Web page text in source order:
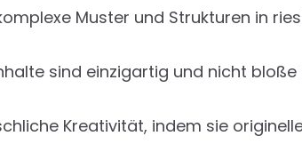
Muster und Strukturen in
sind einzigartig und nicht bloße
Kreativität, indem sie